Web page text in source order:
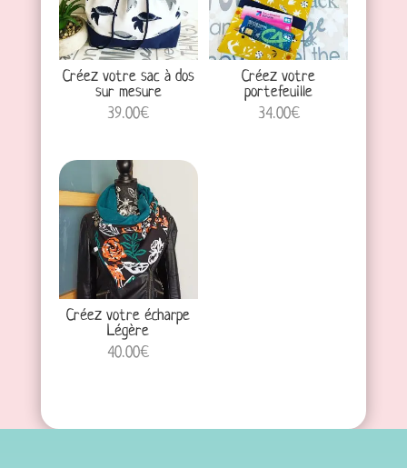
Créez votre sac à dos
sur mesure
39.00€
Créez votre
portefeuille
34.00€
Créez votre écharpe
Légère
40.00€